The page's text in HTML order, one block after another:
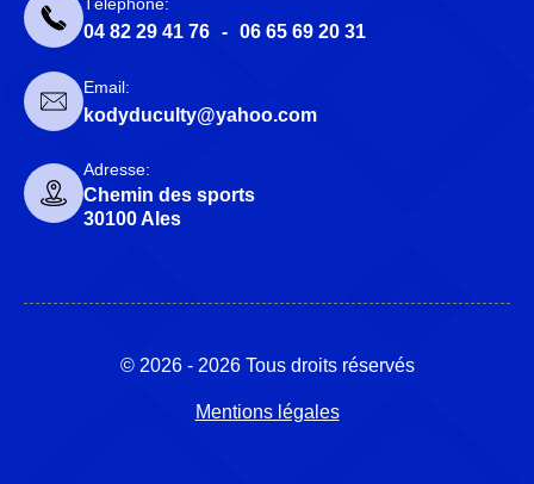
Téléphone:
04 82 29 41 76 - 06 65 69 20 31
Email:
kodyduculty@yahoo.com
Adresse:
Chemin des sports
30100 Ales
© 2026 - 2026 Tous droits réservés
Mentions légales